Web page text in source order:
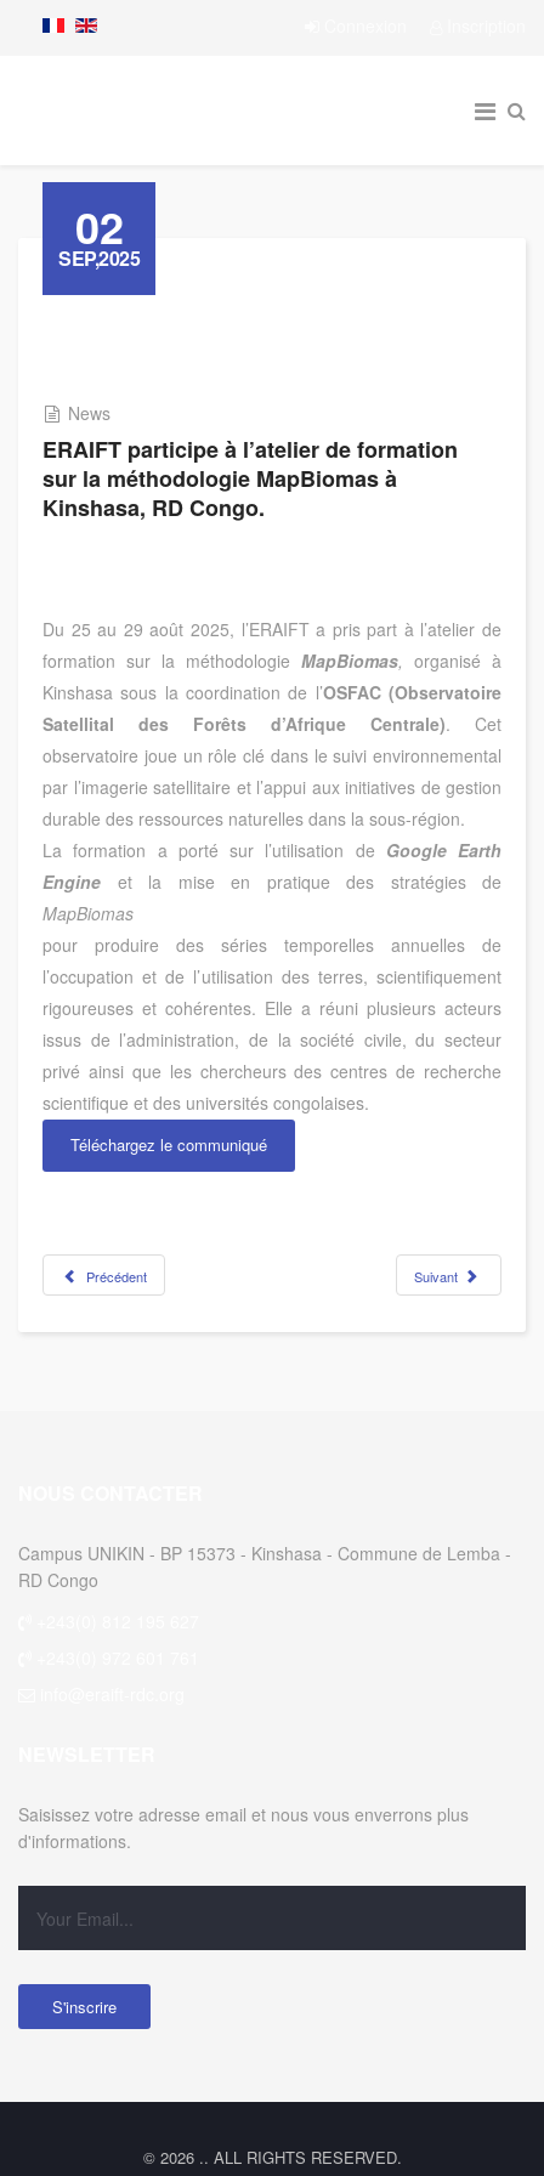
02
SEP,2025
News
ERAIFT participe à l’atelier de formation
sur la méthodologie MapBiomas à
Kinshasa, RD Congo.
Du 25 au 29 août 2025, l’ERAIFT a pris part à l’atelier de
formation sur la méthodologie MapBiomas, organisé à
Kinshasa sous la coordination de l’OSFAC (Observatoire
Satellital des Forêts d’Afrique Centrale). Cet
observatoire joue un rôle clé dans le suivi environnemental
par l’imagerie satellitaire et l’appui aux initiatives de gestion
durable des ressources naturelles dans la sous-région.
La formation a porté sur l’utilisation de Google Earth
Engine et la mise en pratique des stratégies de
MapBiomas
pour produire des séries temporelles annuelles de
l’occupation et de l’utilisation des terres, scientifiquement
rigoureuses et cohérentes. Elle a réuni plusieurs acteurs
issus de l’administration, de la société civile, du secteur
privé ainsi que les chercheurs des centres de recherche
scientifique et des universités congolaises.
Téléchargez le communiqué
Précédent Suivant
Campus UNIKIN - BP 15373 - Kinshasa - Commune de Lemba -
RD Congo
Saisissez votre adresse email et nous vous enverrons plus
d'informations.
© 2026 .. ALL RIGHTS RESERVED.